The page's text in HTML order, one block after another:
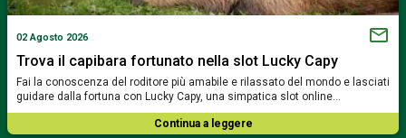
02 Agosto 2026
Trova il capibara fortunato nella slot Lucky Capy
Fai la conoscenza del roditore più amabile e rilassato del mondo e lasciati
guidare dalla fortuna con Lucky Capy, una simpatica slot online…
Continua a leggere